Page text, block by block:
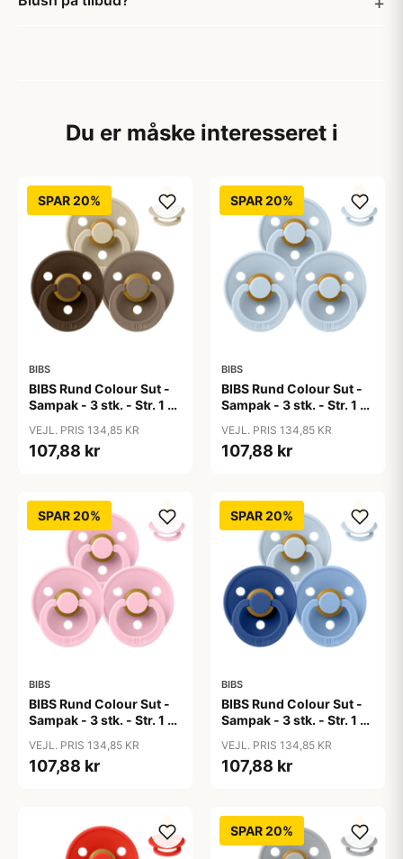
Du er måske interesseret i
SPAR 20%
BIBS
BIBS Rund Colour Sut -
Sampak - 3 stk. - Str. 1 -
VEJL. PRIS 134,85 KR
107,88 kr
SPAR 20%
BIBS
BIBS Rund Colour Sut -
Sampak - 3 stk. - Str. 1 -
VEJL. PRIS 134,85 KR
107,88 kr
SPAR 20%
BIBS
BIBS Rund Colour Sut -
Sampak - 3 stk. - Str. 1 -
VEJL. PRIS 134,85 KR
107,88 kr
SPAR 20%
BIBS
BIBS Rund Colour Sut -
Sampak - 3 stk. - Str. 1 -
VEJL. PRIS 134,85 KR
107,88 kr
SPAR 20%